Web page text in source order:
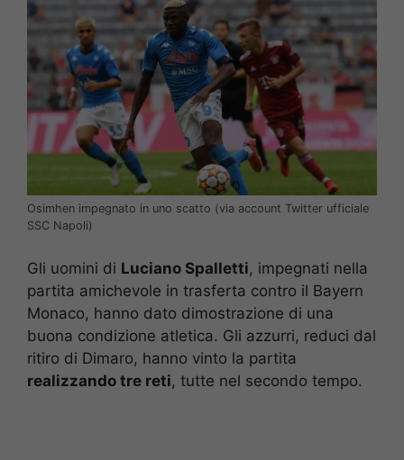
Osimhen impegnato in uno scatto (via account Twitter ufficiale
SSC Napoli)
Gli uomini di Luciano Spalletti, impegnati nella
partita amichevole in trasferta contro il Bayern
Monaco, hanno dato dimostrazione di una
buona condizione atletica. Gli azzurri, reduci dal
ritiro di Dimaro, hanno vinto la partita
realizzando tre reti, tutte nel secondo tempo.